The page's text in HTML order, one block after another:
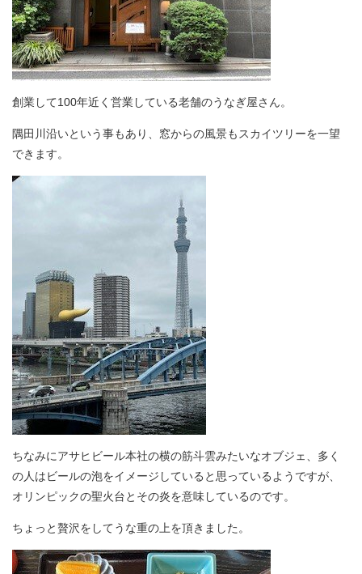
創業して100年近く営業している老舗のうなぎ屋さん。
隅田川沿いという事もあり、窓からの風景もスカイツリーを一望
できます。
ちなみにアサヒビール本社の横の筋斗雲みたいなオブジェ、多く
の人はビールの泡をイメージしていると思っているようですが、
オリンピックの聖火台とその炎を意味しているのです。
ちょっと贅沢をしてうな重の上を頂きました。